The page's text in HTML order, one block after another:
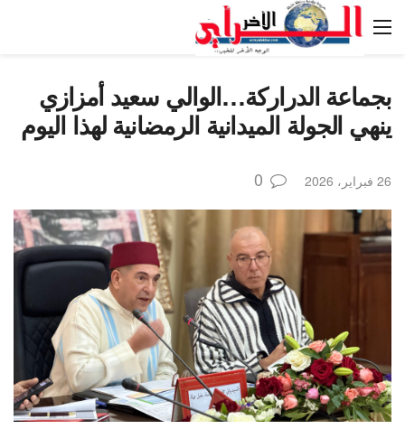
بجماعة الدراركة…الوالي سعيد أمزازي
ينهي الجولة الميدانية الرمضانية لهذا اليوم
26 فبراير، 2026 0